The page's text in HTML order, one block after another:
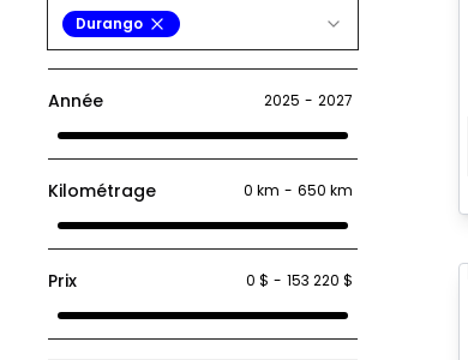
Durango
Année 2025 - 2027
Kilométrage 0 km - 650 km
Prix 0 $ - 153 220 $